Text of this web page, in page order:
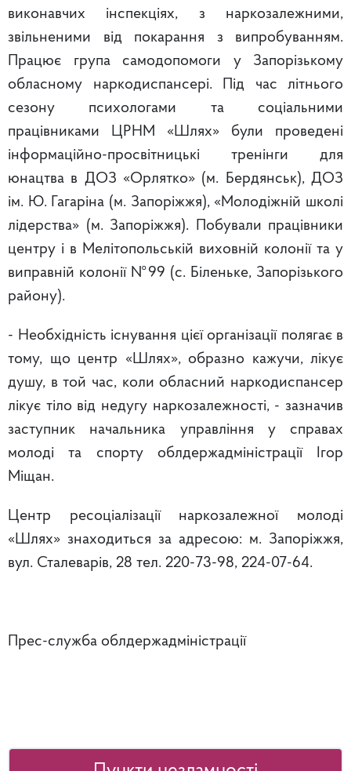
виконавчих інспекціях, з наркозалежними,
звільненими від покарання з випробуванням.
Працює група самодопомоги у Запорізькому
обласному наркодиспансері. Під час літнього
сезону психологами та соціальними
працівниками ЦРНМ «Шлях» були проведені
інформаційно-просвітницькі тренінги для
юнацтва в ДОЗ «Орлятко» (м. Бердянськ), ДОЗ
ім. Ю. Гагаріна (м. Запоріжжя), «Молодіжній школі
лідерства» (м. Запоріжжя). Побували працівники
центру і в Мелітопольській виховній колонії та у
виправній колонії №99 (с. Біленьке, Запорізького
району).
- Необхідність існування цієї організації полягає в
тому, що центр «Шлях», образно кажучи, лікує
душу, в той час, коли обласний наркодиспансер
лікує тіло від недугу наркозалежності, - зазначив
заступник начальника управління у справах
молоді та спорту облдержадміністрації Ігор
Міщан.
Центр ресоціалізації наркозалежної молоді
«Шлях» знаходиться за адресою: м. Запоріжжя,
вул. Сталеварів, 28 тел. 220-73-98, 224-07-64.
Прес-служба облдержадміністрації